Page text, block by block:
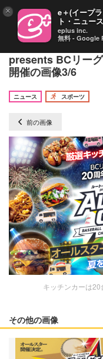
BCリーグ創設20
presents BCリー
開催の画像3/6
ニュース
スポーツ
前の画像
キッチンカーは
その他の画像
× e＋(イープ
ト・ニュー
eplus inc.
無料 - Google